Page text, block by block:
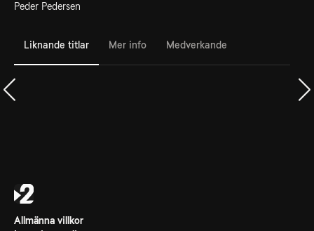
Peder Pedersen
Liknande titlar Mer info Medverkande
Allmänna villkor